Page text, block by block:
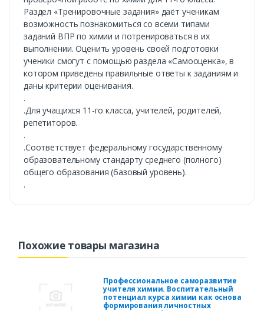
Раздел «Тренировочные задания» даёт ученикам
возможность познакомиться со всеми типами
заданий ВПР по химии и потренироваться в их
выполнении. Оценить уровень своей подготовки
ученики смогут с помощью раздела «Самооценка», в
котором приведены правильные ответы к заданиям и
даны критерии оценивания.
.
.Для учащихся 11-го класса, учителей, родителей,
репетиторов.
.
.Соответствует федеральному государственному
образовательному стандарту среднего (полного)
общего образования (базовый уровень).
.
Похожие товары магазина
Профессиональное саморазвитие
учителя химии. Воспитательный
потенциал курса химии как основа
формирования личностных